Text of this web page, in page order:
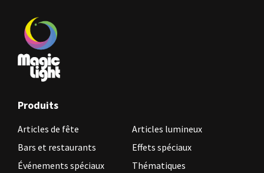
Produits
Articles de fête
Articles lumineux
Bars et restaurants
Effets spéciaux
Événements spéciaux
Thématiques